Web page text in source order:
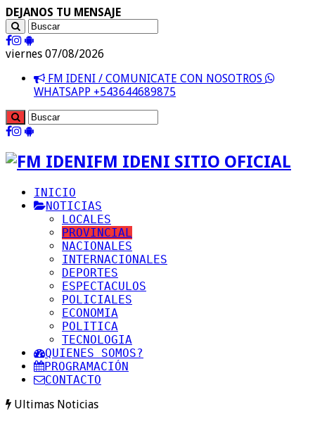
DEJANOS TU MENSAJE
viernes 07/08/2026
FM IDENI / COMUNICATE CON NOSOTROS
WHATSAPP +543644689875
FM IDENI SITIO OFICIAL
INICIO
NOTICIAS
LOCALES
PROVINCIAL
NACIONALES
INTERNACIONALES
DEPORTES
ESPECTACULOS
POLICIALES
ECONOMIA
POLITICA
TECNOLOGIA
QUIENES SOMOS?
PROGRAMACIÓN
CONTACTO
Ultimas Noticias